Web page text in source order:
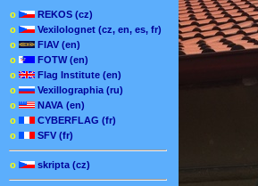
o
REKOS (cz)
o
Vexilolognet (cz, en, es, fr)
o
FIAV (en)
o
FOTW (en)
o
Flag Institute (en)
o
Vexillographia (ru)
o
NAVA (en)
o
CYBERFLAG (fr)
o
SFV (fr)
o skripta (cz)